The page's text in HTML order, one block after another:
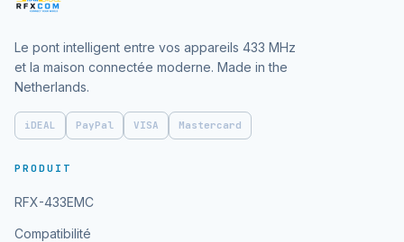
Le pont intelligent entre vos appareils 433 MHz
et la maison connectée moderne. Made in the
Netherlands.
iDEAL PayPal VISA Mastercard
PRODUIT
RFX-433EMC
Compatibilité